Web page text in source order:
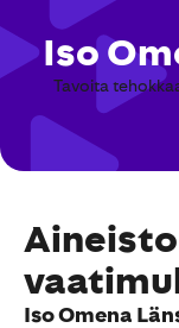
Iso
Tavoita
Iso Omena